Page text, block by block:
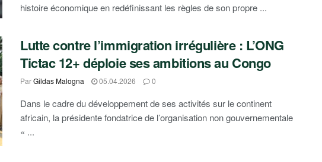
histoire économique en redéfinissant les règles de son propre ...
Lutte contre l’immigration irrégulière : L’ONG
Tictac 12+ déploie ses ambitions au Congo
ParGildas Malogna 05.04.2026 0
Dans le cadre du développement de ses activités sur le continent
africain, la présidente fondatrice de l’organisation non gouvernementale
« ...